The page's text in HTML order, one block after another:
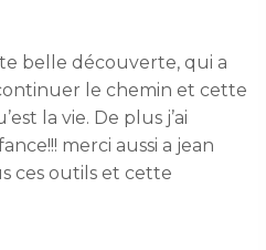
belle découverte, qui a
le chemin et cette
la vie. De plus j’ai
merci aussi a jean
ces outils et cette